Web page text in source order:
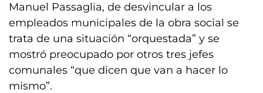
Manuel Passaglia, de desvincular a los
empleados municipales de la obra social se
trata de una situación “orquestada” y se
mostró preocupado por otros tres jefes
comunales “que dicen que van a hacer lo
mismo”.